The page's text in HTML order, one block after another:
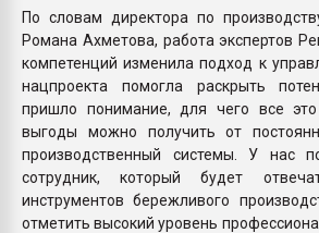
По словам директора по
Романа Ахметова, работа экспертов
компетенций изменила подход к
нацпроекта помогла раскрыть
пришло понимание, для чего все
выгоды можно получить от
производственный системы. У нас
сотрудник, который будет
инструментов бережливого
отметить высокий уровень